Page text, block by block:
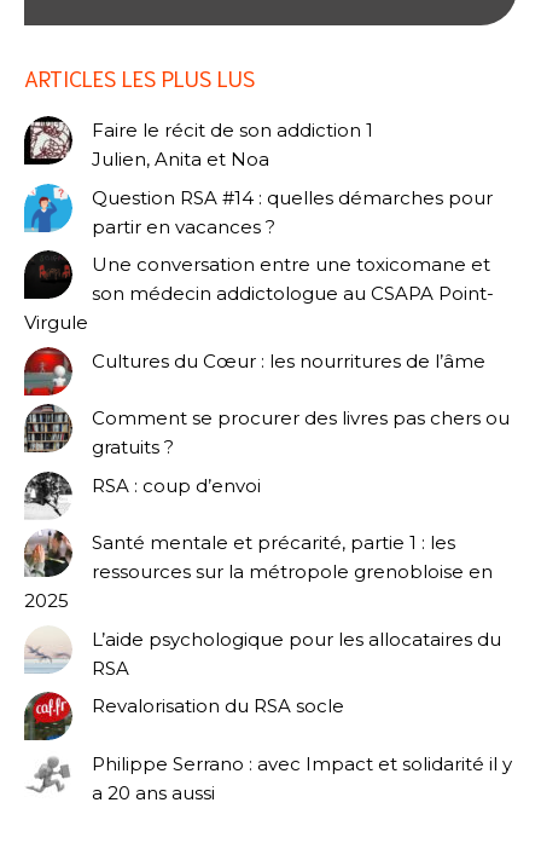
ARTICLES LES PLUS LUS
Faire le récit de son addiction 1
Julien, Anita et Noa
Question RSA #14 : quelles démarches pour
partir en vacances ?
Une conversation entre une toxicomane et
son médecin addictologue au CSAPA Point-
Virgule
Cultures du Cœur : les nourritures de l’âme
Comment se procurer des livres pas chers ou
gratuits ?
RSA : coup d’envoi
Santé mentale et précarité, partie 1 : les
ressources sur la métropole grenobloise en
2025
L’aide psychologique pour les allocataires du
RSA
Revalorisation du RSA socle
Philippe Serrano : avec Impact et solidarité il y
a 20 ans aussi